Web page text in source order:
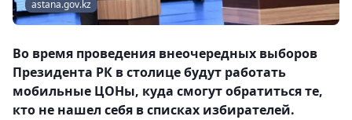
astana.gov.kz
Во время проведения внеочередных выборов
Президента РК в столице будут работать
мобильные ЦОНы, куда смогут обратиться те,
кто не нашел себя в списках избирателей.